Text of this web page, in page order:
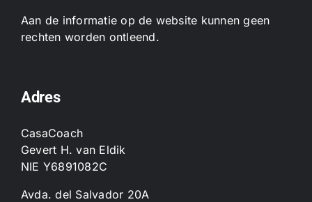
Aan de informatie op de website kunnen geen
rechten worden ontleend.
Adres
CasaCoach
Gevert H. van Eldik
NIE Y6891082C
Avda. del Salvador 20A